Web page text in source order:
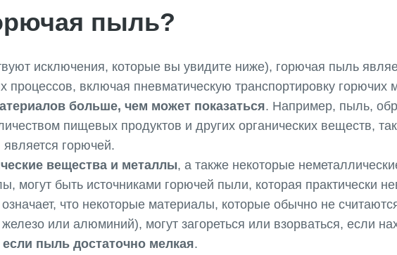
пыль?
исключения, которые вы увидите ниже), горючая пыль
включая пневматическую транспортировку горючих
больше, чем может показаться. Например, пыль,
пищевых продуктов и других органических веществ,
является горючей.
вещества и металлы, а также некоторые
могут быть источниками горючей пыли, которая практически
означает, что некоторые материалы, которые обычно не
или алюминий), могут загореться или взорваться, если
пыль достаточно мелкая.